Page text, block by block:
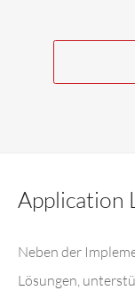
Application
Neben der
Lösungen,